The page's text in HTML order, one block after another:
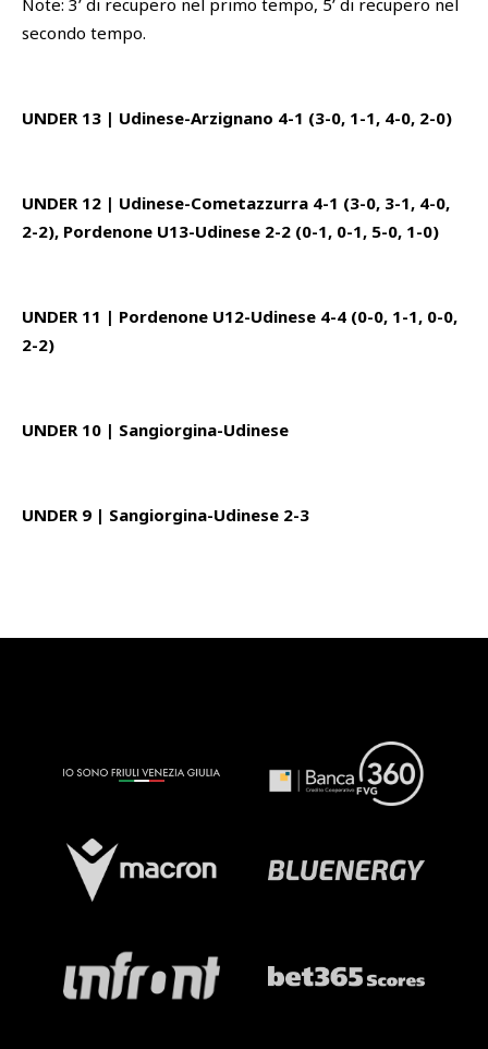
Note: 3’ di recupero nel primo tempo, 5’ di recupero nel
secondo tempo.
UNDER 13 | Udinese-Arzignano 4-1 (3-0, 1-1, 4-0, 2-0)
UNDER 12 | Udinese-Cometazzurra 4-1 (3-0, 3-1, 4-0,
2-2), Pordenone U13-Udinese 2-2 (0-1, 0-1, 5-0, 1-0)
UNDER 11 | Pordenone U12-Udinese 4-4 (0-0, 1-1, 0-0,
2-2)
UNDER 10 | Sangiorgina-Udinese
UNDER 9 | Sangiorgina-Udinese 2-3